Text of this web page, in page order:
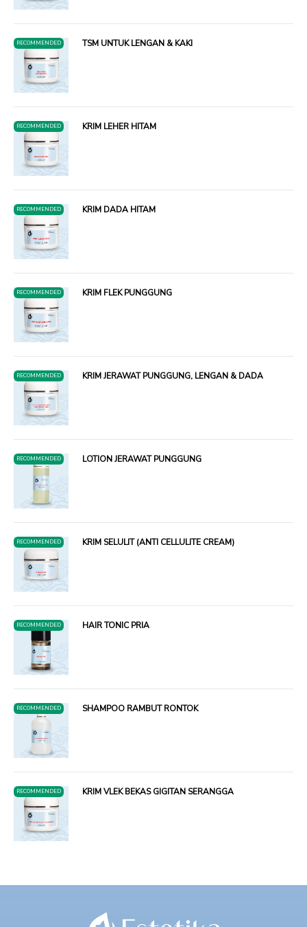
RECOMMENDED TSM UNTUK LENGAN & KAKI
RECOMMENDED KRIM LEHER HITAM
RECOMMENDED KRIM DADA HITAM
RECOMMENDED KRIM FLEK PUNGGUNG
RECOMMENDED KRIM JERAWAT PUNGGUNG, LENGAN & DADA
RECOMMENDED LOTION JERAWAT PUNGGUNG
RECOMMENDED KRIM SELULIT (ANTI CELLULITE CREAM)
RECOMMENDED HAIR TONIC PRIA
RECOMMENDED SHAMPOO RAMBUT RONTOK
RECOMMENDED KRIM VLEK BEKAS GIGITAN SERANGGA